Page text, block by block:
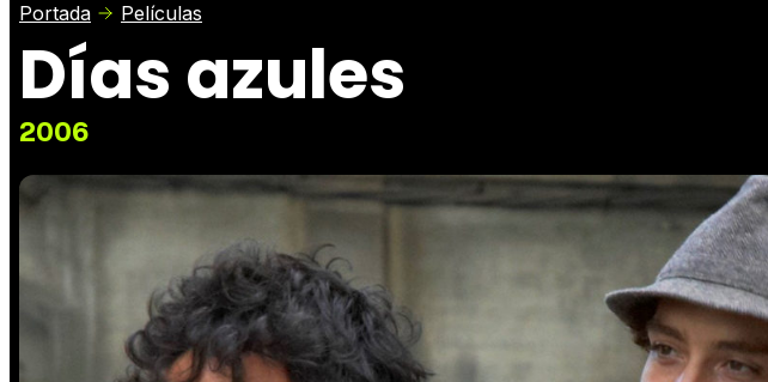
Portada Películas
Días azules
2006